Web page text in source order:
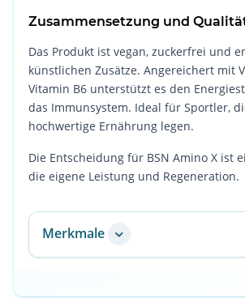
Zusammensetzung und
Das Produkt ist vegan, zuckerfrei und
künstlichen Zusätze. Angereichert mit
Vitamin B6 unterstützt es den
das Immunsystem. Ideal für Sportler,
hochwertige Ernährung legen.
Die Entscheidung für BSN Amino X ist
die eigene Leistung und Regeneration.
Merkmale